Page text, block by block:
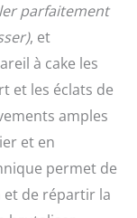
parfaitement
, et
à cake les
et les éclats de
amples
et en
permet de
de répartir la